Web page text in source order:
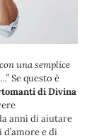
una semplice
”Se questo è
di Divina
anni diaiutare
e di